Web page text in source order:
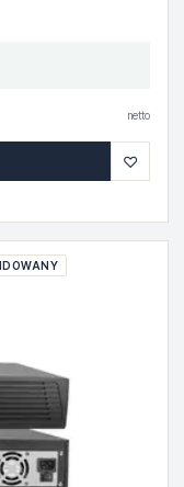
netto
♡